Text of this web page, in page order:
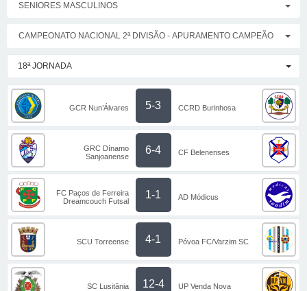
SENIORES MASCULINOS
CAMPEONATO NACIONAL 2ª DIVISÃO - APURAMENTO CAMPEÃO
18ª JORNADA
GCR Nun’Álvares 5-3 CCRD Burinhosa
GRC Dínamo
Sanjoanense
6-4 CF Belenenses
FC Paços de Ferreira
Dreamcouch Futsal
1-1 AD Módicus
SCU Torreense 4-1 Póvoa FC/Varzim SC
SC Lusitânia 12-4 UP Venda Nova